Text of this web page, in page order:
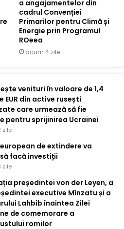
a angajamentelor din
cadrul Convenției
Primarilor pentru Climă și
Energie prin Programul
ROeea
acum 4 zile
venituri în valoare de 1,4
EUR din active rusești
care urmează să fie
pentru sprijinirea Ucrainei
zile
de extindere va
facă investiții
zile
președintei von der Leyen, a
executive Mînzatu și a
Lahbib înaintea Zilei
de comemorare a
romilor